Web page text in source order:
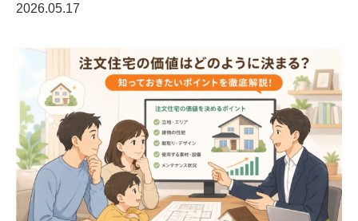
2026.05.17